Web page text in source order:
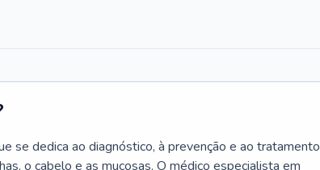
se dedica ao diagnóstico, à prevenção e ao tratamento
o cabelo e as mucosas. O médico especialista em